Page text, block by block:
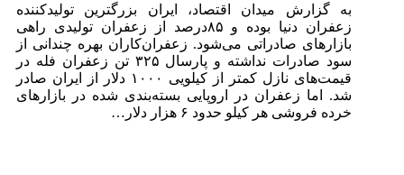
به گزارش میدان اقتصاد، ایران بزرگترین تولیدکننده
زعفران دنیا بوده و ۸۵درصد از زعفران تولیدی راهی
بازارهای صادراتی می‌شود. زعفران‌کاران بهره چندانی از
سود صادرات نداشته و پارسال ۳۲۵ تن زعفران فله در
قیمت‌های نازل کمتر از کیلویی ۱۰۰۰ دلار از ایران صادر
شد. اما زعفران در اروپایی بسته‌بندی شده در بازارهای
خرده فروشی هر کیلو حدود ۶ هزار دلار…